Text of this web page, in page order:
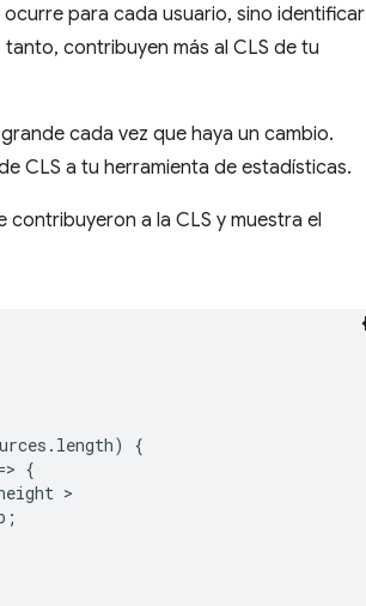
para cada usuario, sino identificar
contribuyen más al CLS de tu
cada vez que haya un cambio.
CLS a tu herramienta de estadísticas.
contribuyeron a la CLS y muestra el
. length)
{
> {
;